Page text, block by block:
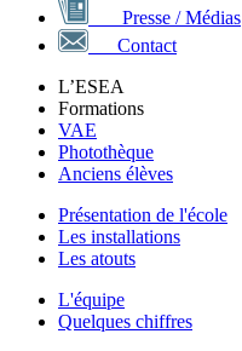
Presse / Médias
Contact
L’ESEA
Formations
VAE
Photothèque
Anciens élèves
Présentation de l'école
Les installations
Les atouts
L'équipe
Quelques chiffres